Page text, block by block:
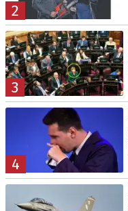
2
3
4